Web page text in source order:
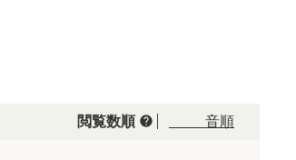
閲覧数順 help 50音順